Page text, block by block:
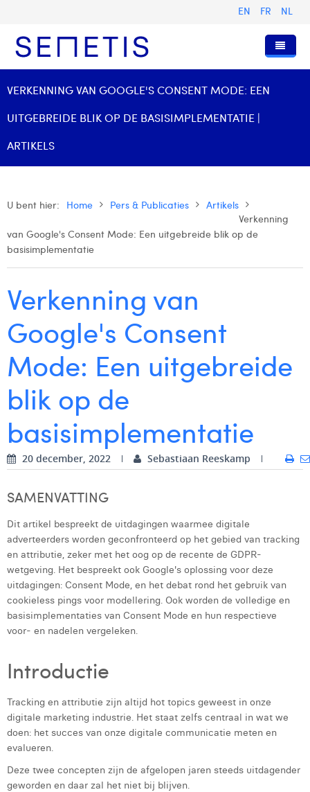
EN FR NL
Digital Business Intelligence
Onze Geschiedenis
Arthur Collard
Charlie Deschamps
Dhan Claes
Diane Tremouroux
Edouard Polet
Elio Civalleri
Eliott Pousset
Floriane Defacqz
Glenn Vanderlinden
Hanne Van Loock
Janne Beke
Jonas Geiregat
Justine Cremer
Laura Rooseleer
Laura Verhelst
Leonard Dierickx
Linda Kraim
Lisa Protin
Omnicom Media Group
Pers & Publicaties
Persberichten
Strategy Director
Digital Business Consultant NL
Digital Business Intern
Contact
VERKENNING VAN GOOGLE'S CONSENT MODE: EEN
UITGEBREIDE BLIK OP DE BASISIMPLEMENTATIE |
ARTIKELS
U bent hier: Home Pers & Publicaties
Artikels
Verkenning
van Google's Consent Mode: Een uitgebreide blik op de
basisimplementatie
Verkenning van
Google's Consent
Mode: Een uitgebreide
blik op de
basisimplementatie
20 december, 2022 Sebastiaan Reeskamp
SAMENVATTING
Dit artikel bespreekt de uitdagingen waarmee digitale
adverteerders worden geconfronteerd op het gebied van tracking
en attributie, zeker met het oog op de recente de GDPR-
wetgeving. Het bespreekt ook Google's oplossing voor deze
uitdagingen: Consent Mode, en het debat rond het gebruik van
cookieless pings voor modellering. Ook worden de volledige en
basisimplementaties van Consent Mode en hun respectieve
voor- en nadelen vergeleken.
Introductie
Tracking en attributie zijn altijd hot topics geweest in onze
digitale marketing industrie. Het staat zelfs centraal in wat we
doen: het succes van onze digitale communicatie meten en
evalueren.
Deze twee concepten zijn de afgelopen jaren steeds uitdagender
geworden en daar zal het niet bij blijven.